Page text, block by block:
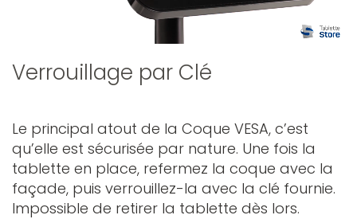
Verrouillage par Clé
Le principal atout de la Coque VESA, c’est
qu’elle est sécurisée par nature. Une fois la
tablette en place, refermez la coque avec la
façade, puis verrouillez-la avec la clé fournie.
Impossible de retirer la tablette dès lors.